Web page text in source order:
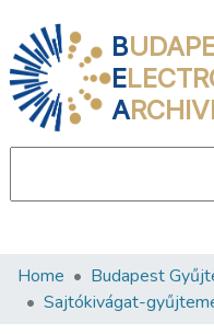
B
E
A
Communities &
Home Budapest
Sajtókivágat-